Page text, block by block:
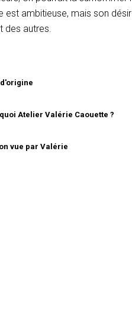
est ambitieuse, mais son
des autres.
Atelier Valérie Caouette ?
vue par Valérie